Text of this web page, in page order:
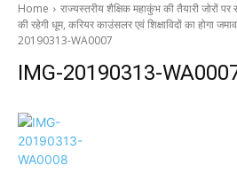
Home
राज्यस्तरीय शैक्षिक महाकुंभ की तैयारी जोरों
की रहेगी धूम, करियर काउंसलर एवं शिक्षाविदों का होगा
20190313-WA0007
IMG-20190313-